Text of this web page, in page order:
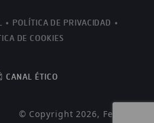
POLÍTICA DE PRIVACIDAD
DE COOKIES
CANAL ÉTICO
© Copyright 2026, Ferrovial